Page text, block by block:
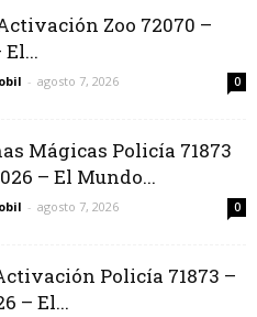
Zoo 72070 –
- agosto 7, 2026 0
Mágicas Policía 71873
– El Mundo...
- agosto 7, 2026 0
Policía 71873 –
– El...